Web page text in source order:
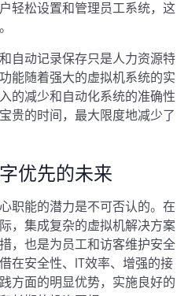
轻松设置和管理员工系统，这
自动记录保存只是人力资源特
能随着强大的虚拟机系统的实
的减少和自动化系统的准确性
贵的时间，最大限度地减少了
优先的未来
职能的潜力是不可否认的。在
，集成复杂的虚拟机解决方案
，也是为员工和访客维护安全
在安全性、IT效率、增强的接
方面的明显优势，实施良好的